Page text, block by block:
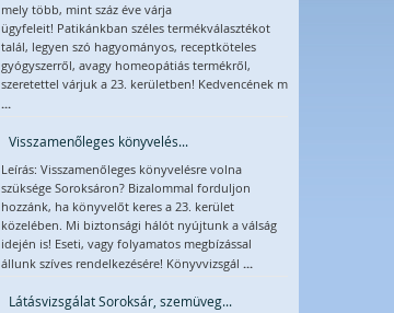
mely több, mint száz éve várja
ügyfeleit! Patikánkban széles termékválasztékot
talál, legyen szó hagyományos, receptköteles
gyógyszerről, avagy homeopátiás termékről,
szeretettel várjuk a 23. kerületben! Kedvencének m
...
Visszamenőleges könyvelés...
Leírás: Visszamenőleges könyvelésre volna
szüksége Soroksáron? Bizalommal forduljon
hozzánk, ha könyvelőt keres a 23. kerület
közelében. Mi biztonsági hálót nyújtunk a válság
idején is! Eseti, vagy folyamatos megbízással
állunk szíves rendelkezésére! Könyvvizsgál ...
Látásvizsgálat Soroksár, szemüveg...